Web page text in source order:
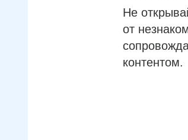
Не
от
контентом.